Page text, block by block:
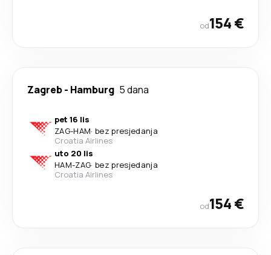
od154 €
Zagreb- Hamburg 5 dana
pet 16 lis
ZAG-HAM· bez presjedanja
Croatia Airlines
uto 20 lis
HAM-ZAG· bez presjedanja
Croatia Airlines
od154 €